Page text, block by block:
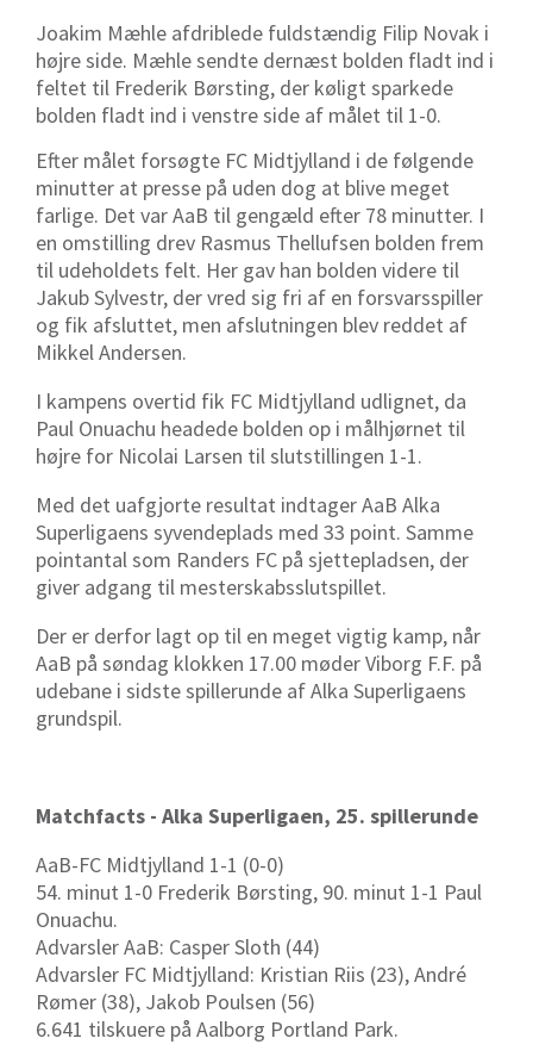
Joakim Mæhle afdriblede fuldstændig Filip Novak i
højre side. Mæhle sendte dernæst bolden fladt ind i
feltet til Frederik Børsting, der køligt sparkede
bolden fladt ind i venstre side af målet til 1-0.
Efter målet forsøgte FC Midtjylland i de følgende
minutter at presse på uden dog at blive meget
farlige. Det var AaB til gengæld efter 78 minutter. I
en omstilling drev Rasmus Thellufsen bolden frem
til udeholdets felt. Her gav han bolden videre til
Jakub Sylvestr, der vred sig fri af en forsvarsspiller
og fik afsluttet, men afslutningen blev reddet af
Mikkel Andersen.
I kampens overtid fik FC Midtjylland udlignet, da
Paul Onuachu headede bolden op i målhjørnet til
højre for Nicolai Larsen til slutstillingen 1-1.
Med det uafgjorte resultat indtager AaB Alka
Superligaens syvendeplads med 33 point. Samme
pointantal som Randers FC på sjettepladsen, der
giver adgang til mesterskabsslutspillet.
Der er derfor lagt op til en meget vigtig kamp, når
AaB på søndag klokken 17.00 møder Viborg F.F. på
udebane i sidste spillerunde af Alka Superligaens
grundspil.
Matchfacts - Alka Superligaen, 25. spillerunde
AaB-FC Midtjylland 1-1 (0-0)
54. minut 1-0 Frederik Børsting, 90. minut 1-1 Paul
Onuachu.
Advarsler AaB: Casper Sloth (44)
Advarsler FC Midtjylland: Kristian Riis (23), André
Rømer (38), Jakob Poulsen (56)
6.641 tilskuere på Aalborg Portland Park.